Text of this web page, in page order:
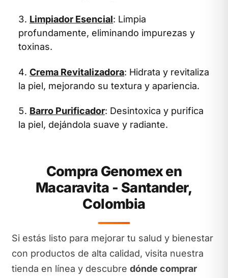
Limpiador Esencial: Limpia
profundamente, eliminando impurezas y
toxinas.
Crema Revitalizadora: Hidrata y revitaliza
la piel, mejorando su textura y apariencia.
Barro Purificador: Desintoxica y purifica
la piel, dejándola suave y radiante.
Compra Genomex en
Macaravita - Santander,
Colombia
Si estás listo para mejorar tu salud y bienestar
con productos de alta calidad, visita nuestra
tienda en línea y descubre dónde comprar